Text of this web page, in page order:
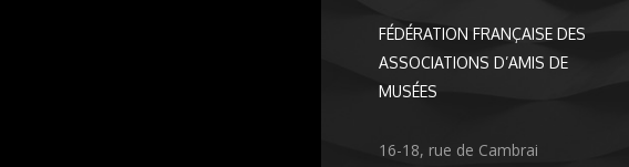
FÉDÉRATION FRANÇAISE DES
ASSOCIATIONS D’AMIS DE
MUSÉES
16-18, rue de Cambrai